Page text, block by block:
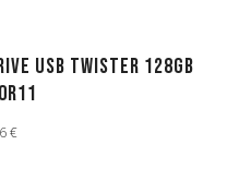
USB Twister 128GB
€